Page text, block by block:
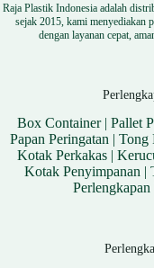
Raja Plastik Indonesia adalah
sejak 2015, kami menyediakan
dengan layanan cepat,
Box Container| Pallet
Papan Peringatan |Tong
Kotak Perkakas|
Kotak Penyimpanan |